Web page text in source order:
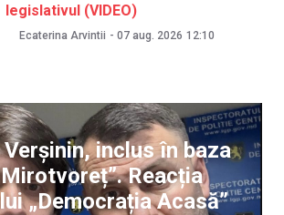
legislativul (VIDEO)
Ecaterina Arvintii - 07 aug. 2026 12:10
inclus în baza
Reacția
„Democrația Acasă”